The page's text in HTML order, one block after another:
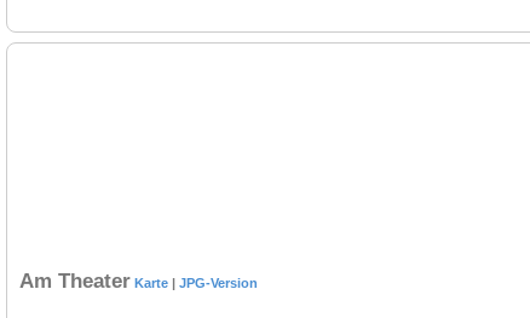
Am Theater Karte JPG-Version